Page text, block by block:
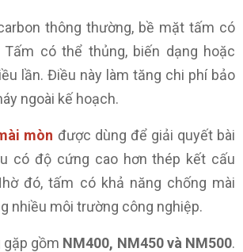
thông thường, bề mặt tấm có
Tấm có thể thủng, biến dạng hoặc
lần. Điều này làm tăng chi phí bảo
ngoài kế hoạch.
mòn được dùng để giải quyết bài
có độ cứng cao hơn thép kết cấu
đó, tấm có khả năng chống mài
nhiều môi trường công nghiệp.
gồm NM400, NM450 và NM500.